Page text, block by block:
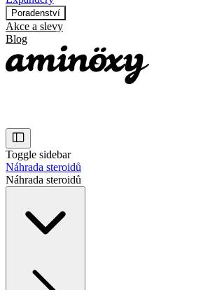
Poradenství
Akce a slevy
Blog
Toggle sidebar
Náhrada steroidů
Náhrada steroidů